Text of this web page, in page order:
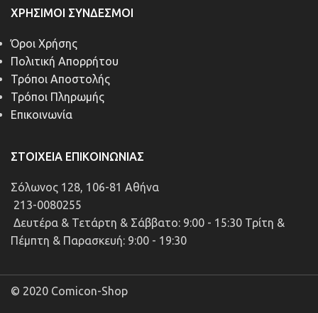
ΧΡΉΣΙΜΟΙ ΣΎΝΔΕΣΜΟΙ
Όροι Χρήσης
Πολιτική Απορρήτου
Τρόποι Αποστολής
Τρόποι Πληρωμής
Επικοινωνία
ΣΤΟΙΧΕΊΑ ΕΠΙΚΟΙΝΩΝΊΑΣ
Σόλωνος 128, 106-81 Αθήνα
213-0080255
Δευτέρα & Τετάρτη & Σάββατο: 9:00 - 15:30 Τρίτη &
Πέμπτη & Παρασκευή: 9:00 - 19:30
© 2020 Comicon-Shop